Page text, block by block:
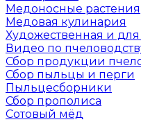
Медоносные растения
Медовая кулинария
Художественная и
Видео по
Сбор продукции
Сбор пыльцы и перги
Пыльцесборники
Сбор прополиса
Сотовый мёд